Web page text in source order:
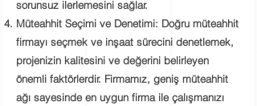
sorunsuz ilerlemesini sağlar.
Müteahhit Seçimi ve Denetimi: Doğru müteahhit
firmayı seçmek ve inşaat sürecini denetlemek,
projenizin kalitesini ve değerini belirleyen
önemli faktörlerdir. Firmamız, geniş müteahhit
ağı sayesinde en uygun firma ile çalışmanızı